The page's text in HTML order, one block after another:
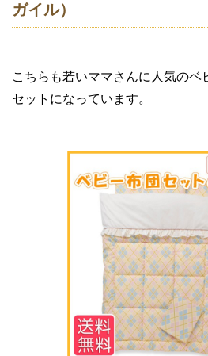
ガイル）
こちらも若いママさんに人気のベ
セットになっています。